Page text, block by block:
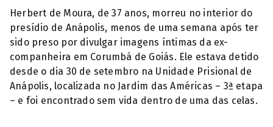
Herbert de Moura, de 37 anos, morreu no interior do
presídio de Anápolis, menos de uma semana após ter
sido preso por divulgar imagens íntimas da ex-
companheira em Corumbá de Goiás. Ele estava detido
desde o dia 30 de setembro na Unidade Prisional de
Anápolis, localizada no Jardim das Américas – 3ª etapa
– e foi encontrado sem vida dentro de uma das celas.